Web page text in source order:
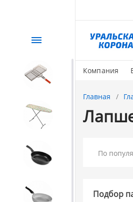
Компания
Каталог
СЕЗОННЫЙ товар
1. Завод Исток
2. Посуда с
3. Посуда и
Главная
По
Подбор